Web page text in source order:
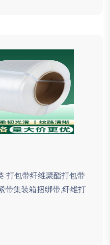
:打包带纤维聚酯打包带
带集装箱捆绑带,纤维打